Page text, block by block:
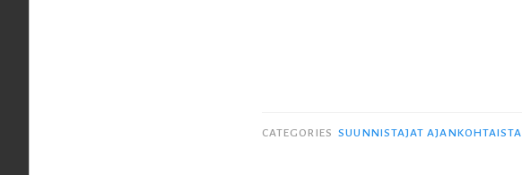
CATEGORIES SUUNNISTAJAT AJANKOHTAISTA